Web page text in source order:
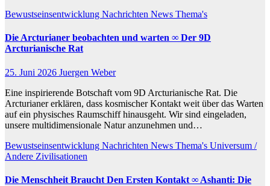
Bewustseinsentwicklung Nachrichten News Thema's
Die Arcturianer beobachten und warten ∞ Der 9D
Arcturianische Rat
25. Juni 2026 Juergen Weber
Eine inspirierende Botschaft vom 9D Arcturianische Rat. Die
Arcturianer erklären, dass kosmischer Kontakt weit über das Warten
auf ein physisches Raumschiff hinausgeht. Wir sind eingeladen,
unsere multidimensionale Natur anzunehmen und…
Bewustseinsentwicklung Nachrichten News Thema's Universum /
Andere Zivilisationen
Die Menschheit Braucht Den Ersten Kontakt ∞ Ashanti: Die